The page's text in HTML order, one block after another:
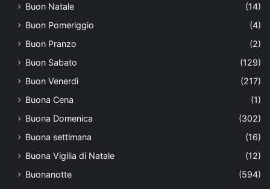
Buon Natale
(14)
Buon Pomeriggio
(4)
Buon Pranzo
(2)
Buon Sabato
(129)
Buon Venerdì
(217)
Buona Cena
(1)
Buona Domenica
(302)
Buona settimana
(16)
Buona Vigilia di Natale
(12)
Buonanotte
(594)